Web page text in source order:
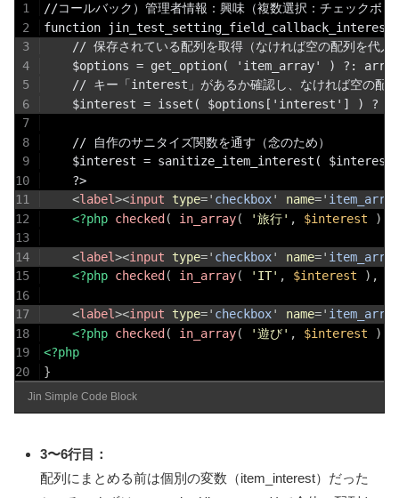
1
//コールバック）管理者情報：興味（複数選択：チェックボ
2
function
3
// 保存されている配列を取得（なければ空の配列を代入
4
$options = get_option( 'item_array' ) ?:
5
// キー「interest」があるか確認し、なければ空の配
6
$interest = isset( $options['interest'] ) ?
7
8
    // 自作のサニタイズ関数を通す（念のため）
9
$interest = sanitize_item_interest( $interest
10
    ?>
11
<label><input type=' checkbox' name='
12
<?php checked ( in_array( '旅行' , $interest )
13
14
<label><input type=' checkbox' name='
15
<?php checked ( in_array( 'IT' , $interest ) ,
16
17
<label><input type=' checkbox' name='
18
<?php checked ( in_array( '遊び' , $interest )
19
<?php
20
}
Jin Simple Code Block
3〜6行目：
配列にまとめる前は個別の変数（item_interest）だった